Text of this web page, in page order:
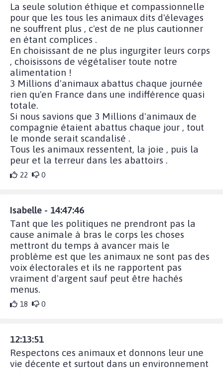
La seule solution éthique et compassionnelle
pour que les tous les animaux dits d'élevages
ne souffrent plus , c'est de ne plus cautionner
en étant complices .
En choisissant de ne plus ingurgiter leurs corps
, choisissons de végétaliser toute notre
alimentation !
3 Millions d'animaux abattus chaque journée
rien qu'en France dans une indifférence quasi
totale.
Si nous savions que 3 Millions d'animaux de
compagnie étaient abattus chaque jour , tout
le monde serait scandalisé .
Tous les animaux ressentent, la joie , puis la
peur et la terreur dans les abattoirs .
22 0
Isabelle - 14:47:46
Tant que les politiques ne prendront pas la
cause animale à bras le corps les choses
mettront du temps à avancer mais le
problème est que les animaux ne sont pas des
voix électorales et ils ne rapportent pas
vraiment d'argent sauf peut être hachés
menus.
18 0
12:13:51
Respectons ces animaux et donnons leur une
vie décente et surtout dans un environnement